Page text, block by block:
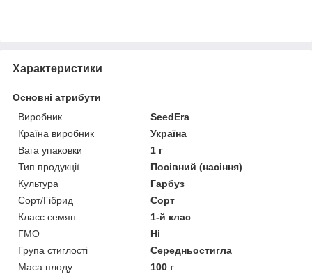
Характеристики
Основні атрибути
Виробник
SeedEra
Країна виробник
Україна
Вага упаковки
1 г
Тип продукції
Посівний (насіння)
Культура
Гарбуз
Сорт/Гібрид
Сорт
Класс семян
1-й клас
ГМО
Ні
Група стиглості
Середньостигла
Маса плоду
100 г